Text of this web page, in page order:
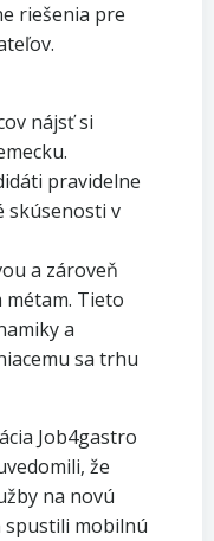
riešenia pre
nájsť si
pravidelne
skúsenosti v
a zároveň
Tieto
a
sa trhu
Job4gastro
že
na novú
spustili mobilnú